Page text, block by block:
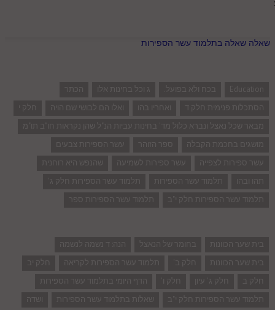
שאלה שאלה בתלמוד עשר הספירות
Education בכח ולא בפועל. ג וכל בחינות אלו
הכתר
הסתכלות פנימית חלק ד
ואחריו בהו ואלו הם לבושי שם הויה
חלק י
מבאר שכל נאצל ונברא כלול מד' בחינות עביות הנ"ל שהן נקראות חו"ב תו"מ
מושגים בחכמת הקבלה
ספר הזוהר
עשר הספירות צבעים
עשר ספירות לצפייה
עשר ספירות לשמיעה
שהנפש היא רוחנית
תהו ובהו
תלמוד עשר הספירות
תלמוד עשר הספירות חלק ג'
תלמוד עשר הספירות חלק י"ב
תלמוד עשר הספירות ספר
בית שער הכוונות בחומר של הנאצל
הנה: ד נשמה לנשמה
בית שער הכוונות
חלק ב' תלמוד עשר הספירות לקריאה
חלק יב
חלק ב
חלק ג' עיון חלק ו'
הדף היומי בתלמוד עשר הספירות
תלמוד עשר הספירות חלק י"ב
שאלות בתלמוד עשר הספירות
ושדה